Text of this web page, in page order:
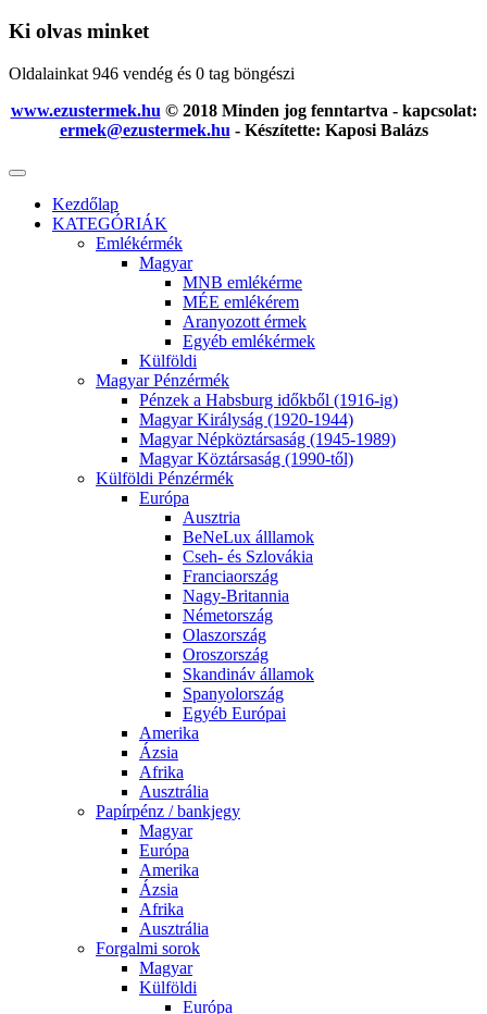
Ki olvas minket
Oldalainkat 946 vendég és 0 tag böngészi
www.ezustermek.hu © 2018 Minden jog fenntartva - kapcsolat:
ermek@ezustermek.hu - Készítette: Kaposi Balázs
Kezdőlap
KATEGÓRIÁK
Emlékérmék
Magyar
MNB emlékérme
MÉE emlékérem
Aranyozott érmek
Egyéb emlékérmek
Külföldi
Magyar Pénzérmék
Pénzek a Habsburg időkből (1916-ig)
Magyar Királyság (1920-1944)
Magyar Népköztársaság (1945-1989)
Magyar Köztársaság (1990-től)
Külföldi Pénzérmék
Európa
Ausztria
BeNeLux álllamok
Cseh- és Szlovákia
Franciaország
Nagy-Britannia
Németország
Olaszország
Oroszország
Skandináv államok
Spanyolország
Egyéb Európai
Amerika
Ázsia
Afrika
Ausztrália
Papírpénz / bankjegy
Magyar
Európa
Amerika
Ázsia
Afrika
Ausztrália
Forgalmi sorok
Magyar
Külföldi
Európa